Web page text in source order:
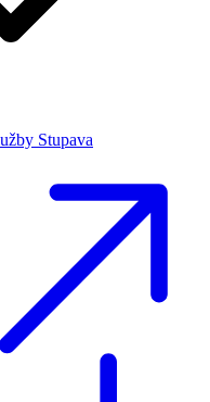
Stupava